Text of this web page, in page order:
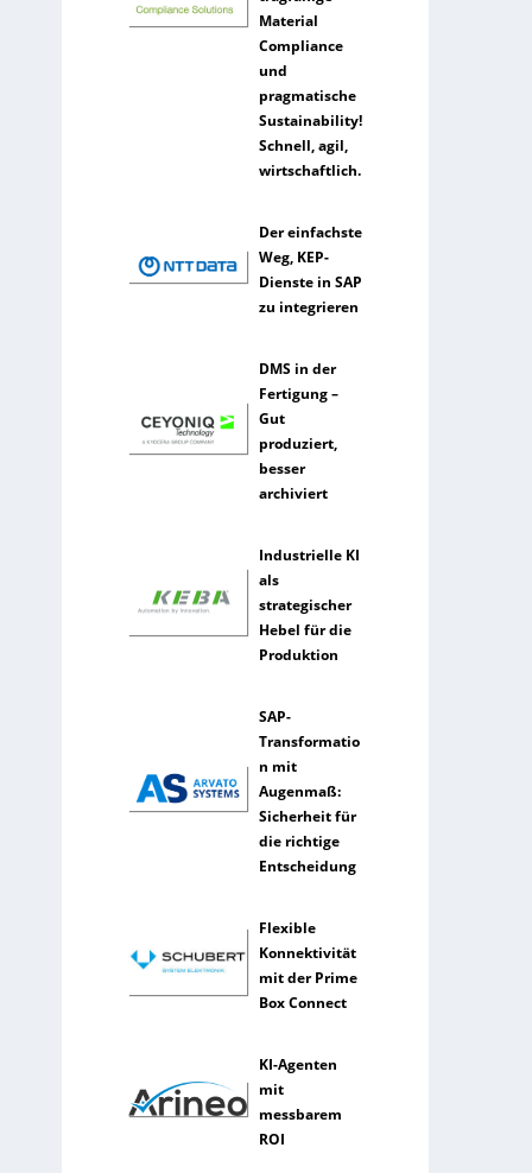
e
Material
Compliance
und
pragmatische
Sustainability!
Schnell, agil,
wirtschaftlich.
Der einfachste
Weg, KEP-
Dienste in SAP
zu integrieren
DMS in der
Fertigung –
Gut
produziert,
besser
archiviert
Industrielle KI
als
strategischer
Hebel für die
Produktion
SAP-
Transformatio
n mit
Augenmaß:
Sicherheit für
die richtige
Entscheidung
Flexible
Konnektivität
mit der Prime
Box Connect
KI-Agenten
mit
messbarem
ROI